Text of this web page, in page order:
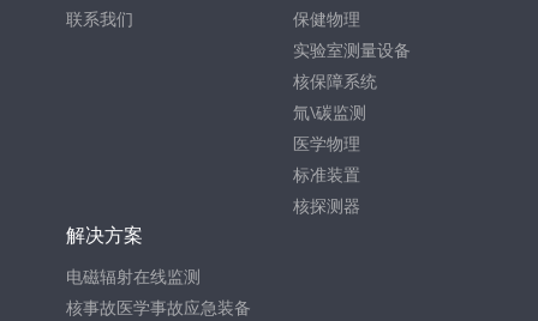
联系我们
保健物理
实验室测量设备
核保障系统
氚\碳监测
医学物理
标准装置
核探测器
解决方案
电磁辐射在线监测
核事故医学事故应急装备